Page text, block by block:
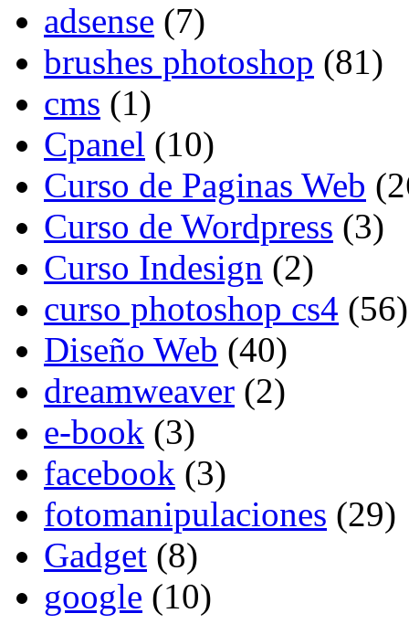
adsense (7)
brushes photoshop (81)
cms (1)
Cpanel (10)
Curso de Paginas Web
Curso de Wordpress (3)
Curso Indesign (2)
curso photoshop cs4 (56)
Diseño Web (40)
dreamweaver (2)
e-book (3)
facebook (3)
fotomanipulaciones (29)
Gadget (8)
google (10)